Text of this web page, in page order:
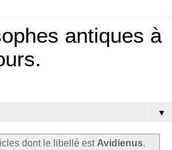
antiques à
▼
dont le libellé est Avidienus.